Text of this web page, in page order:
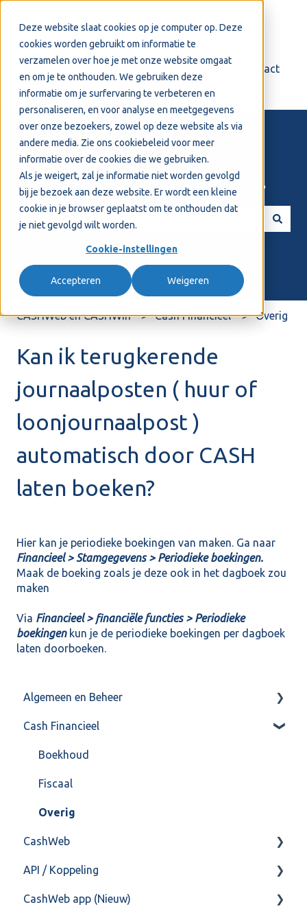
Deze website slaat cookies op je computer op. Deze
cookies worden gebruikt om informatie te
verzamelen over hoe je met onze website omgaat
en om je te onthouden. We gebruiken deze
informatie om je surfervaring te verbeteren en
personaliseren, en voor analyse en meetgegevens
over onze bezoekers, zowel op deze website als via
andere media. Zie ons cookiebeleid voor meer
informatie over de cookies die we gebruiken.
Als je weigert, zal je informatie niet worden gevolgd
bij je bezoek aan deze website. Er wordt een kleine
cookie in je browser geplaatst om te onthouden dat
je niet gevolgd wilt worden.
Cookie-instellingen
Accepteren Weigeren
Support Contact
Welkom! Hoe kunnen we je helpen?
CASHWeb en CASHWin Cash Financieel Overig
Kan ik terugkerende
journaalposten ( huur of
loonjournaalpost )
automatisch door CASH
laten boeken?
Hier kan je periodieke boekingen van maken. Ga naar
Financieel > Stamgegevens > Periodieke boekingen.
Maak de boeking zoals je deze ook in het dagboek zou
maken
Via Financieel > financiële functies > Periodieke
boekingenkun je de periodieke boekingen per dagboek
laten doorboeken.
Algemeen en Beheer
Bank(koppeling)
Import/Export
Postbus
Training & Consultancy
Overig
Cash Financieel
Boekhoud
Fiscaal
Overig
CashWeb
CashHero Layout
Mailen vanuit CASHWeb
API / Koppeling
Algemeen
CashWeb app (Nieuw)